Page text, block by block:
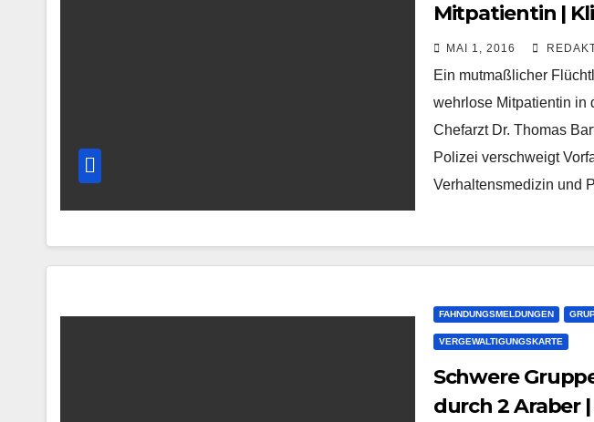
Mitpatientin |
Er darf bleiben
MAI 1, 2016
Ein mutmaßlicher
wehrlose Mitpatientin in
Chefarzt Dr. Thomas
Polizei verschweigt
Verhaltensmedizin und
FAHNDUNGSMELDUNGEN
VERGEWALTIGUNGSKARTE
Schwere
durch 2 Araber